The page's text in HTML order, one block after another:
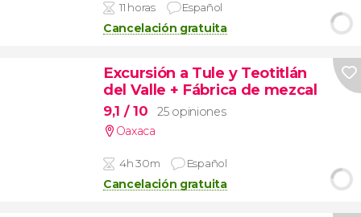
11 horas Español
Cancelación gratuita
Excursión a Tule y Teotitlán
del Valle + Fábrica de mezcal
9,1 / 10
25 opiniones
Oaxaca
4h 30m Español
Cancelación gratuita